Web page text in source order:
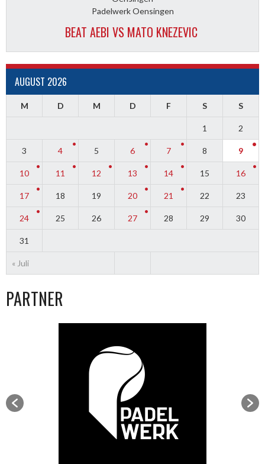
Padelwerk Oensingen
BEAT AEBI VS MATO KNEZEVIC
AUGUST 2026
M D M D F S S
« Juli
1 2
3 4 5 6 7 8 9
10 11 12 13 14 15 16
17 18 19 20 21 22 23
24 25 26 27 28 29 30
31
PARTNER